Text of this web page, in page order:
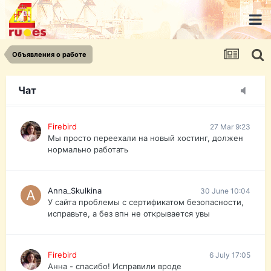
Объявления о работе
Чат
urist.dokument@gmail.com
https://pasport-ua.com/
Телеграмм @uristpassua
Firebird
Друзья - из России без VPN сайт и форум
Firebird 27 Mar 9:23
Мы просто переехали на новый хостинг, должен
нормально работать
Anna_Skulkina 30 June 10:04
У сайта проблемы с сертификатом безопасности,
исправьте, а без впн не открывается увы
Firebird 6 July 17:05
Анна - спасибо! Исправили вроде